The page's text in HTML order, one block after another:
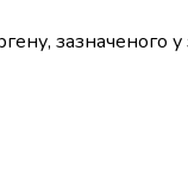
зазначеного